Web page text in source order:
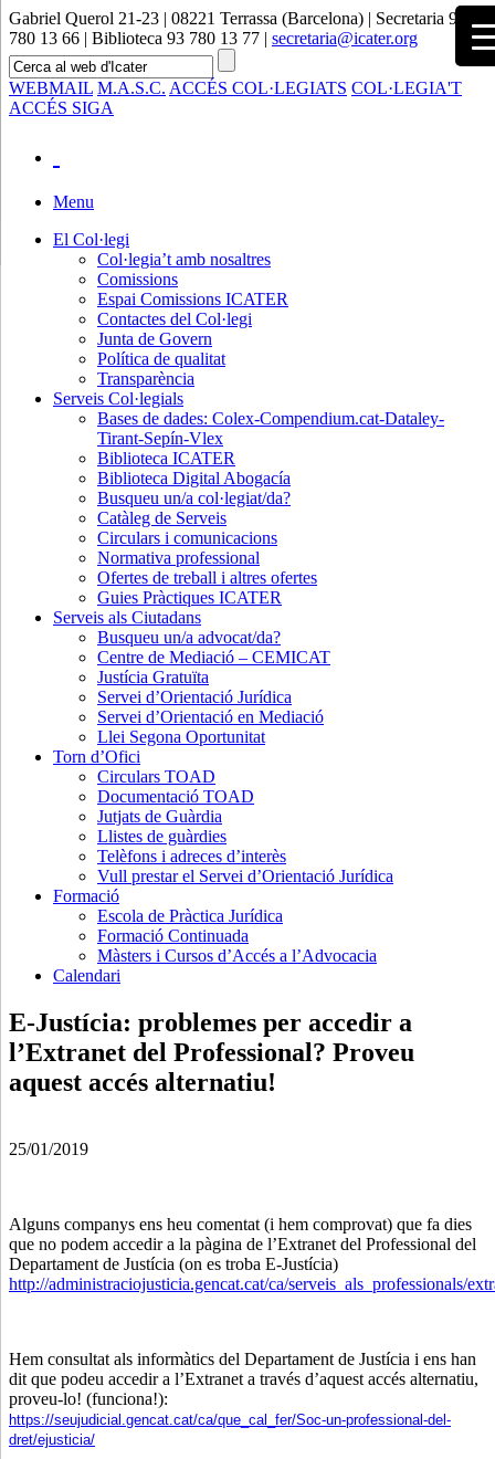
Gabriel Querol 21-23 | 08221 Terrassa (Barcelona) | Secretaria 93
780 13 66 | Biblioteca 93 780 13 77 | secretaria@icater.org
WEBMAIL M.A.S.C. ACCÉS COL·LEGIATS COL·LEGIA'T
ACCÉS SIGA
Menu
El Col·legi
Col·legia’t amb nosaltres
Comissions
Espai Comissions ICATER
Contactes del Col·legi
Junta de Govern
Política de qualitat
Transparència
Serveis Col·legials
Bases de dades: Colex-Compendium.cat-Dataley-
Tirant-Sepín-Vlex
Biblioteca ICATER
Biblioteca Digital Abogacía
Busqueu un/a col·legiat/da?
Catàleg de Serveis
Circulars i comunicacions
Normativa professional
Ofertes de treball i altres ofertes
Guies Pràctiques ICATER
Serveis als Ciutadans
Busqueu un/a advocat/da?
Centre de Mediació – CEMICAT
Justícia Gratuïta
Servei d’Orientació Jurídica
Servei d’Orientació en Mediació
Llei Segona Oportunitat
Torn d’Ofici
Circulars TOAD
Documentació TOAD
Jutjats de Guàrdia
Llistes de guàrdies
Telèfons i adreces d’interès
Vull prestar el Servei d’Orientació Jurídica
Formació
Escola de Pràctica Jurídica
Formació Continuada
Màsters i Cursos d’Accés a l’Advocacia
Calendari
E-Justícia: problemes per accedir a
l’Extranet del Professional? Proveu
aquest accés alternatiu!
25/01/2019
Alguns companys ens heu comentat (i hem comprovat) que fa dies
que no podem accedir a la pàgina de l’Extranet del Professional del
Departament de Justícia (on es troba E-Justícia)
http://administraciojusticia.gencat.cat/ca/serveis_als_professionals/
Hem consultat als informàtics del Departament de Justícia i ens han
dit que podeu accedir a l’Extranet a través d’aquest accés alternatiu,
proveu-lo! (funciona!):
https://seujudicial.gencat.cat/ca/que_cal_fer/Soc-un-professional-del-
dret/ejusticia/